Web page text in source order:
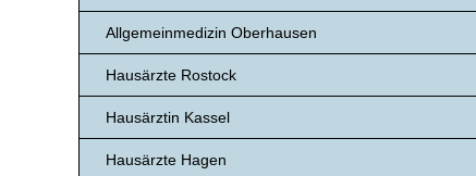
Allgemeinmedizin Oberhausen
Hausärzte Rostock
Hausärztin Kassel
Hausärzte Hagen